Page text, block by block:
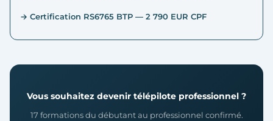
→ Certification RS6765 BTP — 2 790 EUR CPF
Vous souhaitez devenir télépilote professionnel ?
17 formations du débutant au professionnel confirmé.